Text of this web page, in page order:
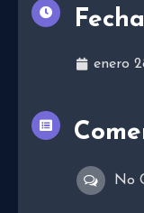
Fecha
enero
No